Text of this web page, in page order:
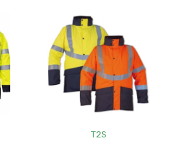
T2S